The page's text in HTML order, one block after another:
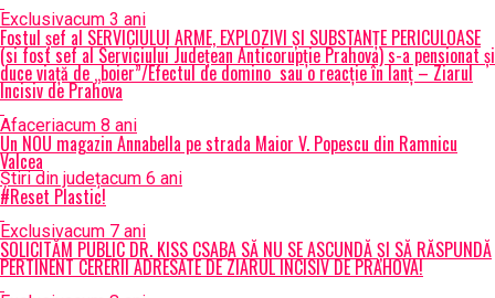
Exclusivacum 3 ani
Fostul șef al SERVICIULUI ARME, EXPLOZIVI ŞI SUBSTANŢE PERICULOASE
(si fost sef al Serviciului Judeţean Anticorupţie Prahova) s-a pensionat și
duce viață de „boier”/Efectul de domino sau o reacție în lanț – Ziarul
Incisiv de Prahova
Afaceriacum 8 ani
Un NOU magazin Annabella pe strada Maior V. Popescu din Ramnicu
Valcea
Știri din județacum 6 ani
#Reset Plastic!
Exclusivacum 7 ani
SOLICITĂM PUBLIC DR. KISS CSABA SĂ NU SE ASCUNDĂ ȘI SĂ RĂSPUNDĂ
PERTINENT CERERII ADRESATE DE ZIARUL INCISIV DE PRAHOVA!